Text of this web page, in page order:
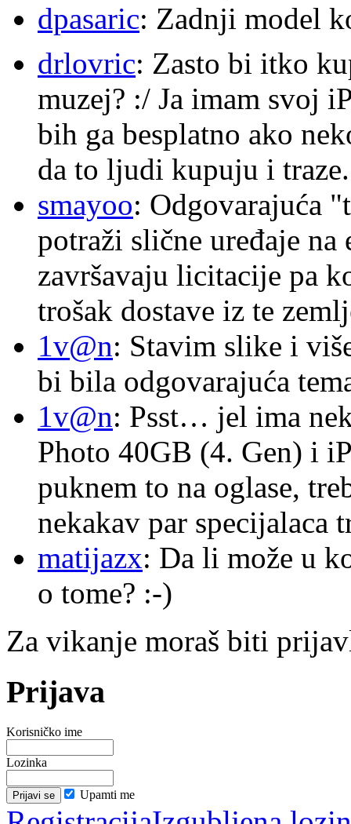
dpasaric: Zadnji model
drlovric: Zasto bi itko
muzej? :/ Ja imam svoj
bih ga besplatno ako
da to ljudi kupuju i traze.
smayoo: Odgovarajuća
potraži slične uređaje
završavaju licitacije pa
trošak dostave iz te
1v@n: Stavim slike i
bi bila odgovarajuća
1v@n: Psst… jel ima
Photo 40GB (4. Gen) i
puknem to na oglase,
nekakav par
matijazx: Da li može u
o tome? :-)
Za vikanje moraš biti
Prijava
Korisničko ime
Lozinka
Upamti me